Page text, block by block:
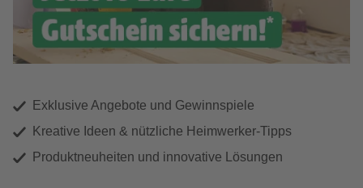
Exklusive Angebote und Gewinnspiele
Kreative Ideen & nützliche Heimwerker-Tipps
Produktneuheiten und innovative Lösungen